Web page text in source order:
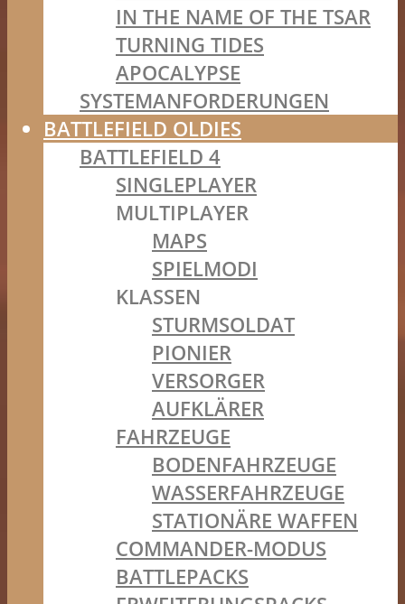
IN THE NAME OF THE TSAR
TURNING TIDES
APOCALYPSE
SYSTEMANFORDERUNGEN
BATTLEFIELD OLDIES
BATTLEFIELD 4
SINGLEPLAYER
MULTIPLAYER
MAPS
SPIELMODI
KLASSEN
STURMSOLDAT
PIONIER
VERSORGER
AUFKLÄRER
FAHRZEUGE
BODENFAHRZEUGE
WASSERFAHRZEUGE
STATIONÄRE WAFFEN
COMMANDER-MODUS
BATTLEPACKS